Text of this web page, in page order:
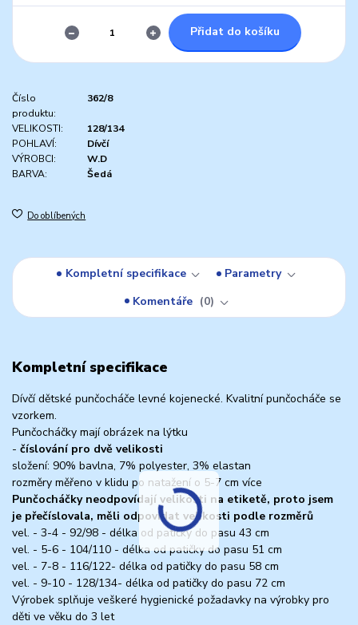
Přidat do košíku
Číslo
produktu:
362/8
VELIKOSTI:
128/134
POHLAVÍ:
Dívčí
VÝROBCI:
W.D
BARVA:
Šedá
Do oblíbených
Kompletní specifikace
Parametry
Komentáře
0
Kompletní specifikace
Dívčí dětské punčocháče levné kojenecké. Kvalitní punčocháče se
vzorkem.
Punčocháčky mají obrázek na lýtku
- číslování pro dvě velikosti
složení: 90% bavlna, 7% polyester, 3% elastan
rozměry měřeno v klidu po natažení o 5-7 cm více
Punčocháčky neodpovídají velikosti na etiketě, proto jsem
je přečíslovala, měli odpovídat velikosti podle rozměrů
vel. - 3-4 - 92/98 - délka od patičky do pasu 43 cm
vel. - 5-6 - 104/110 - délka od patičky do pasu 51 cm
vel. - 7-8 - 116/122- délka od patičky do pasu 58 cm
vel. - 9-10 - 128/134- délka od patičky do pasu 72 cm
Výrobek splňuje veškeré hygienické požadavky na výrobky pro
děti ve věku do 3 let